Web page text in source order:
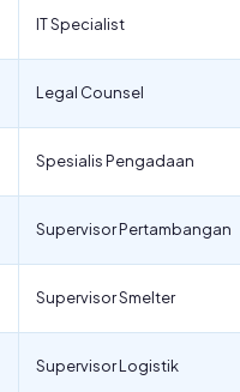
IT Specialist
Legal Counsel
Spesialis Pengadaan
Supervisor Pertambangan
Supervisor Smelter
Supervisor Logistik